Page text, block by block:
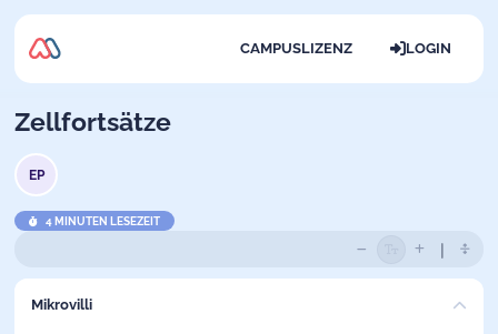
CAMPUSLIZENZ LOGIN
Zellfortsätze
EP
4 MINUTEN LESEZEIT
Mikrovilli